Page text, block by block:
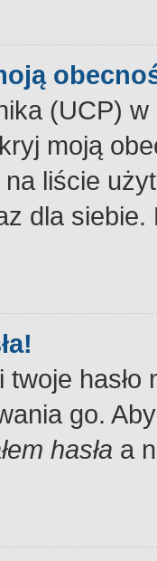
(UCP) w
moją
liście
dla
go.
hasła a